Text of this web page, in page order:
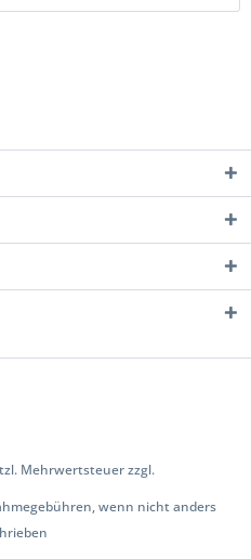
Mehrwertsteuer zzgl.
wenn nicht anders